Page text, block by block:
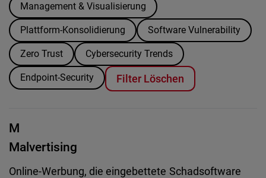
Management & Visualisierung
Plattform-Konsolidierung Software Vulnerability
Zero Trust Cybersecurity Trends
Endpoint-Security Filter Löschen
M
Malvertising
Online-Werbung, die eingebettete Schadsoftware